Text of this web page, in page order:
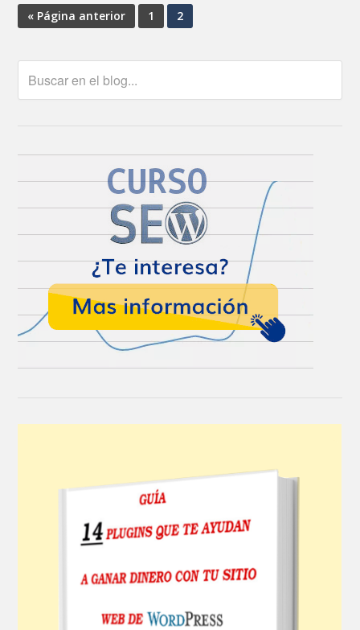
« Página anterior 1 2